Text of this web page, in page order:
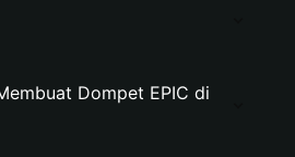
Dompet EPIC di